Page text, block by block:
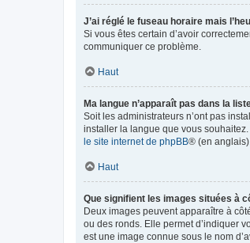
J’ai réglé le fuseau horaire mais
Si vous êtes certain d’avoir
communiquer ce problème.
Haut
Ma langue n’apparaît pas dans la
Soit les administrateurs n’ont pas
installer la langue que vous
le site internet de phpBB® (en anglais).
Haut
Que signifient les images situées à
Deux images peuvent apparaître à
ou des ronds. Elle permet d’indiquer
est une image connue sous le nom